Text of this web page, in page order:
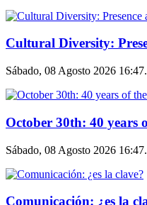
Cultural Diversity:
Sábado, 08 Agosto 2026
October 30th: 40 years
Sábado, 08 Agosto 2026
Comunicación: ¿es la